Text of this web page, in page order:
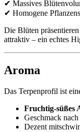
✔ Massives
✔ Homogene
Die Blüten
attraktiv – ein echtes
Aroma
Das Terpenprofil ist
Fruchtig-süßes
Geschmack nach
Dezent